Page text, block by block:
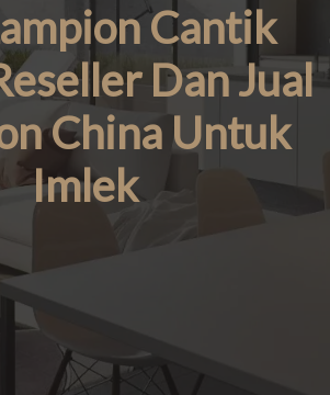
Cantik
Dan Jual
China Untuk
Imlek